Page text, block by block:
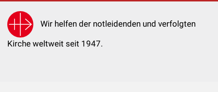
Wir helfen der notleidenden und verfolgten
Kirche weltweit seit 1947.